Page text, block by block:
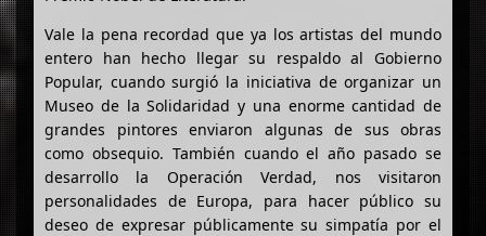
Vale la pena recordad que ya los artistas del mundo
entero han hecho llegar su respaldo al Gobierno
Popular, cuando surgió la iniciativa de organizar un
Museo de la Solidaridad y una enorme cantidad de
grandes pintores enviaron algunas de sus obras
como obsequio. También cuando el año pasado se
desarrollo la Operación Verdad, nos visitaron
personalidades de Europa, para hacer público su
deseo de expresar públicamente su simpatía por el